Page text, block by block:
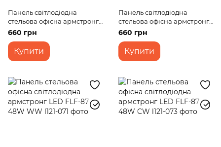
Панель світлодіодна
стельова офісна армстронг
LED FLF-86 20W CW 100 pcs
SMD2835
660 грн
Купити
Панель світлодіодна
стельова офісна армстронг
LED FLF-86 20W WW 100 pcs
SMD2835
660 грн
Купити